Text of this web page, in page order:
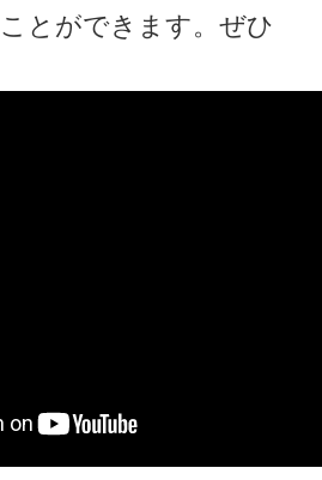
とができます。ぜひ